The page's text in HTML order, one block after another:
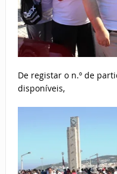
De registar o n.º de
disponíveis,